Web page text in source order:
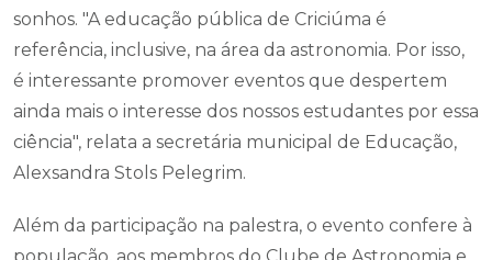
sonhos. "A educação pública de Criciúma é
referência, inclusive, na área da astronomia. Por isso,
é interessante promover eventos que despertem
ainda mais o interesse dos nossos estudantes por essa
ciência", relata a secretária municipal de Educação,
Alexsandra Stols Pelegrim.
Além da participação na palestra, o evento confere à